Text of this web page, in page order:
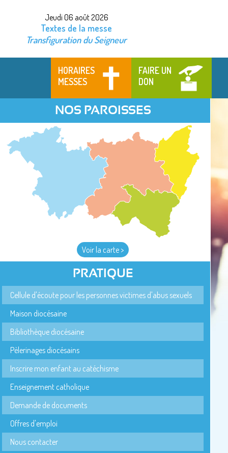
Jeudi 06 août 2026
Textes de la messe
Transfiguration du Seigneur
HORAIRES
MESSES
FAIRE UN
DON
NOS PAROISSES
Voir la carte >
PRATIQUE
Cellule d'écoute pour les personnes victimes d'abus sexuels
Maison diocésaine
Bibliothèque diocésaine
Pèlerinages diocésains
Inscrire mon enfant au catéchisme
Enseignement catholique
Demande de documents
Offres d'emploi
Nous contacter